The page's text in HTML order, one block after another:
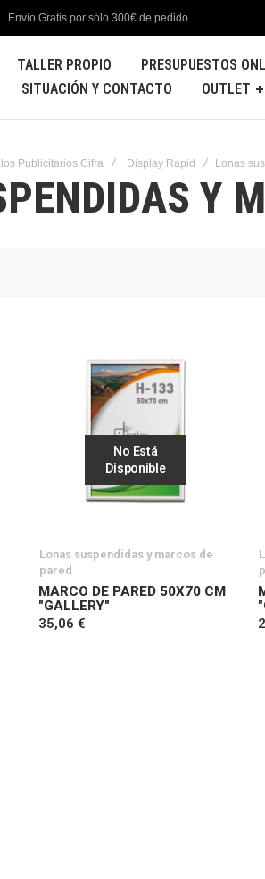
Envío Gratis por sólo 300€ de pedido
TALLER PROPIO PRESUPUESTOS
SITUACIÓN Y CONTACTO
OUTLET
Publicitarios Cifra Display Rapid Lonas
Y
No Está
Disponible
Lonas suspendidas y marcos de
pared
MARCO DE PARED 50X70 CM
"GALLERY"
35,06 €